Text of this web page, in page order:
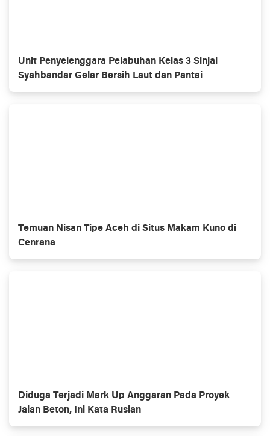
Unit Penyelenggara Pelabuhan Kelas 3 Sinjai
Syahbandar Gelar Bersih Laut dan Pantai
Temuan Nisan Tipe Aceh di Situs Makam Kuno di
Cenrana
Diduga Terjadi Mark Up Anggaran Pada Proyek
Jalan Beton, Ini Kata Ruslan